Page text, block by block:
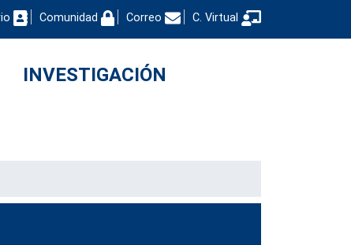
Comunidad Correo C. Virtual
INVESTIGACIÓN